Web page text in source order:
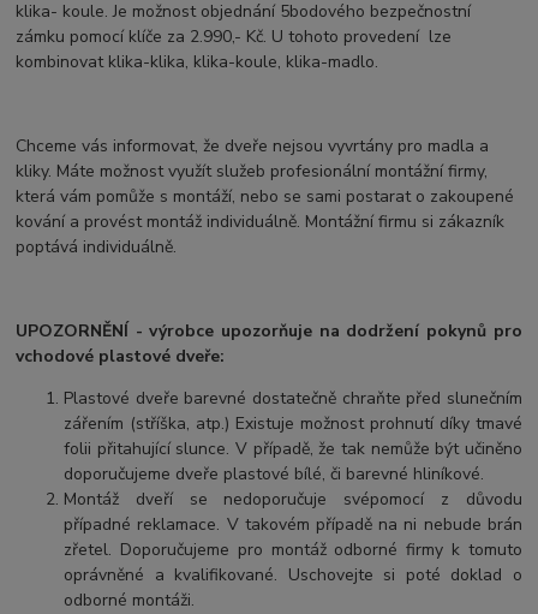
klika- koule. Je možnost objednání 5bodového bezpečnostní
zámku pomocí klíče za 2.990,- Kč. U tohoto provedení lze
kombinovat klika-klika, klika-koule, klika-madlo.
Chceme vás informovat, že dveře nejsou vyvrtány pro madla a
kliky. Máte možnost využít služeb profesionální montážní firmy,
která vám pomůže s montáží, nebo se sami postarat o zakoupené
kování a provést montáž individuálně. Montážní firmu si zákazník
poptává individuálně.
UPOZORNĚNÍ - výrobce upozorňuje na dodržení pokynů pro
vchodové plastové dveře:
Plastové dveře barevné dostatečně chraňte před slunečním
zářením (stříška, atp.) Existuje možnost prohnutí díky tmavé
folii přitahující slunce. V případě, že tak nemůže být učiněno
doporučujeme dveře plastové bílé, či barevné hliníkové.
Montáž dveří se nedoporučuje svépomocí z důvodu
případné reklamace. V takovém případě na ni nebude brán
zřetel. Doporučujeme pro montáž odborné firmy k tomuto
oprávněné a kvalifikované. Uschovejte si poté doklad o
odborné montáži.